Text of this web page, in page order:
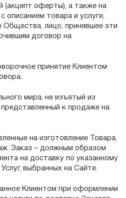
(акцепт оферты), а также на
описанием товара и услуги,
Общества, лицо, принявшее эти
договор на
принятие Клиентом
мира, не изъятый из
к продаже на
на изготовление Товара,
Заказ – должным образом
на доставку по указанному
выбранных на Сайте.
Клиентом при оформлении